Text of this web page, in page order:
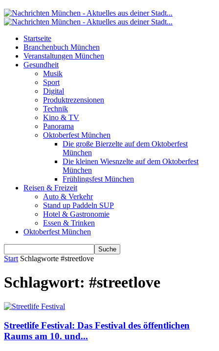
Startseite
Branchenbuch München
Veranstaltungen München
Gesundheit
Musik
Sport
Digital
Produktrezensionen
Technik
Kino & TV
Panorama
Oktoberfest München
Die große Bierzelte auf dem Oktoberfest
München
Die kleinen Wiesnzelte auf dem Oktoberfest
München
Frühlingsfest München
Reisen & Freizeit
Auto & Verkehr
Stand up Paddeln SUP
Hotel & Gastronomie
Essen & Trinken
Oktoberfest München
Start Schlagworte #streetlove
Schlagwort: #streetlove
Streetlife Festival: Das Festival des öffentlichen
Raums am 10. und...